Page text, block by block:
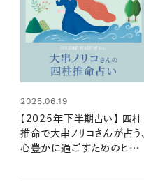
2025.06.19
【2025年下半期占い】 四柱
推命で大串ノリコさんが占う、
心豊かに過ごすためのヒント